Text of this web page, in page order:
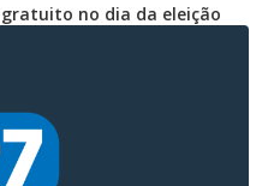
no dia da eleição